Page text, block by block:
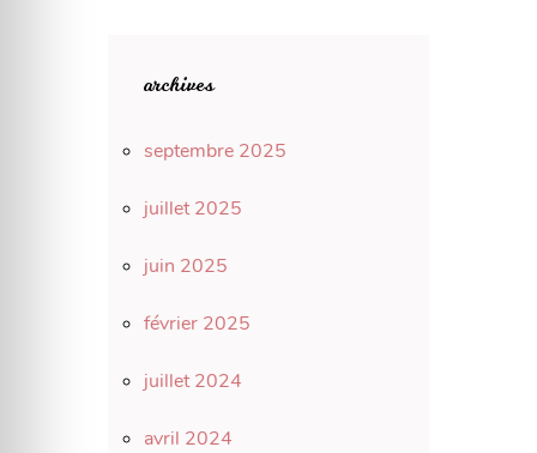
archives
septembre 2025
juillet 2025
juin 2025
février 2025
juillet 2024
avril 2024